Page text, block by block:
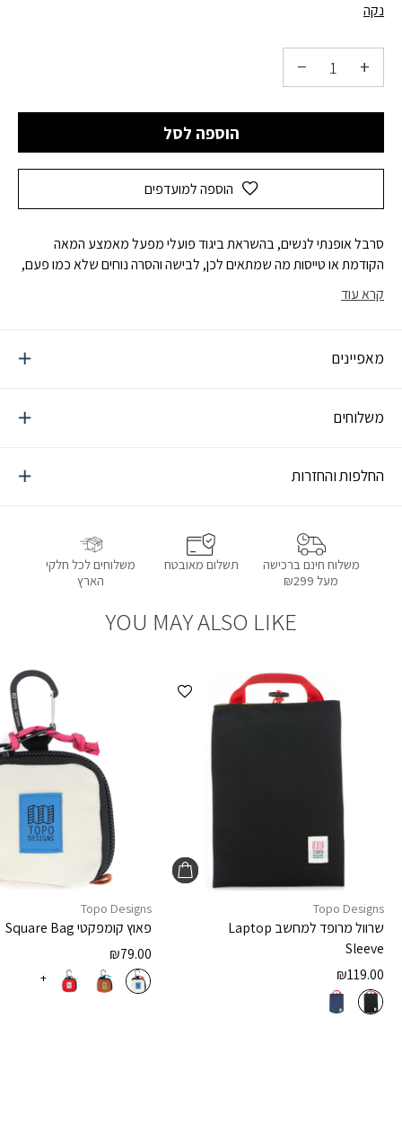
נקה
הוספה לסל
הוספה למועדפים
סרבל אופנתי לנשים, בהשראת ביגוד פועלי מפעל מאמצע המאה
הקודמת או טייסות מה שמתאים לכן, לבישה והסרה נוחים שלא כמו פעם,
קרא עוד
מאפיינים
משלוחים
החלפות והחזרות
משלוח חינם ברכישה
מעל ₪299
תשלום מאובטח
משלוחים לכל חלקי
הארץ
YOU MAY ALSO LIKE
הוספה למועדפים
Topo Designs
שרוול מרופד למחשב Laptop
Sleeve
₪119.00
Topo Designs
פאוץ קומפקטיSquare Bag
₪79.00
+